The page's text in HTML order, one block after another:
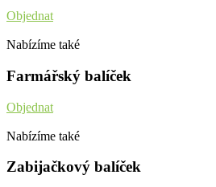
Objednat
Nabízíme také
Farmářský balíček
Objednat
Nabízíme také
Zabijačkový balíček